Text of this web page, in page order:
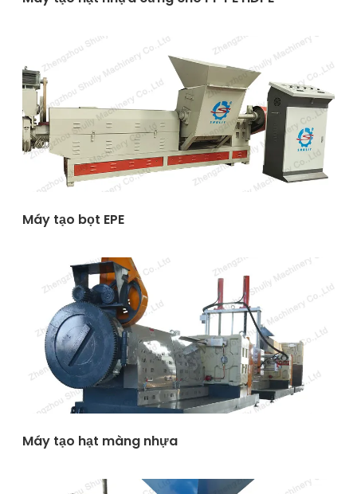
Máy tạo bọt EPE
Máy tạo hạt màng nhựa